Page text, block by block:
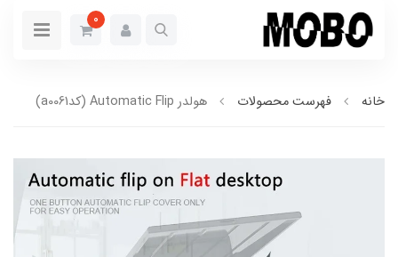
0
خانه فهرست محصولات هولدر Automatic Flip (کدa0061)